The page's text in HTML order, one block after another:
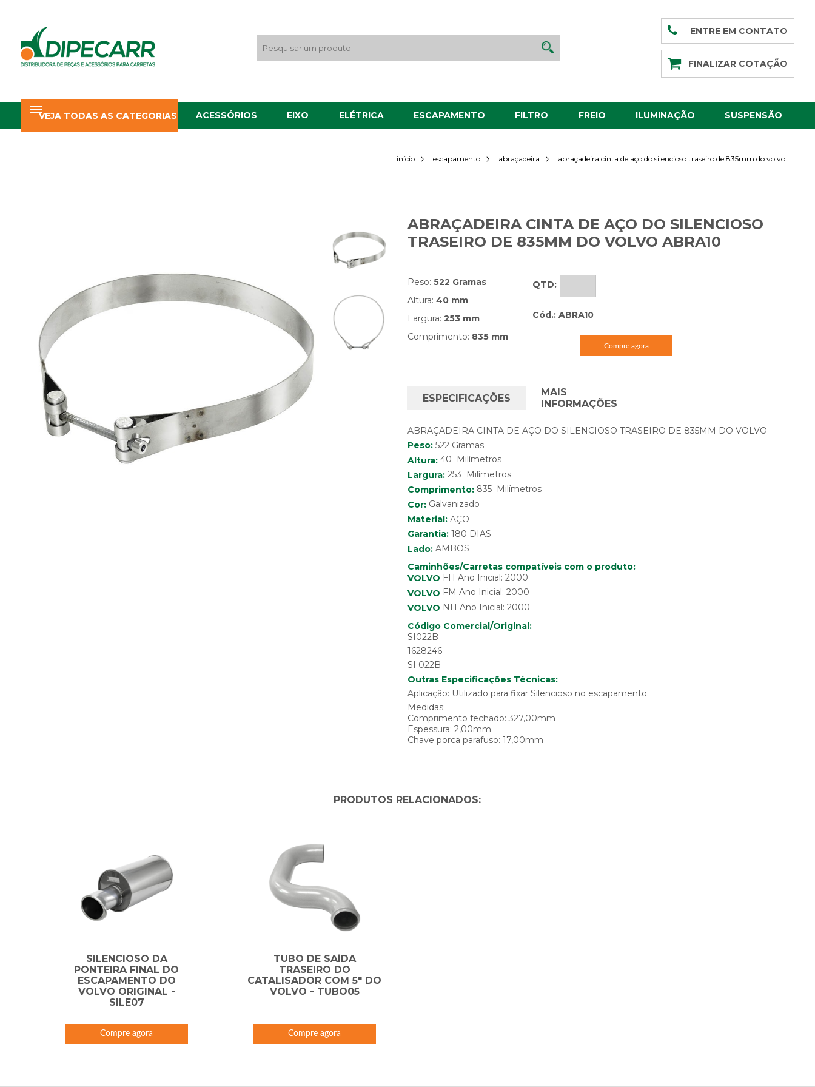
ENTRE EM CONTATO
FINALIZAR COTAÇÃO
VEJA TODAS AS CATEGORIAS ACESSÓRIOS EIXO ELÉTRICA ESCAPAMENTO FILTRO FREIO ILUMINAÇÃO SUSPENSÃO
início escapamento abraçadeira abraçadeira cinta de aço do silencioso traseiro de 835mm do volvo
ABRAÇADEIRA CINTA DE AÇO DO SILENCIOSO
TRASEIRO DE 835MM DO VOLVO ABRA10
Peso: 522 Gramas
Altura: 40 mm
Largura: 253 mm
Comprimento: 835 mm
QTD:
Cód.: ABRA10
Compre agora
ESPECIFICAÇÕES
MAIS
INFORMAÇÕES
ABRAÇADEIRA CINTA DE AÇO DO SILENCIOSO TRASEIRO DE 835MM DO VOLVO
Peso: 522 Gramas
Altura:40 Milímetros
Largura:253 Milímetros
Comprimento:835 Milímetros
Cor: Galvanizado
Material: AÇO
Garantia: 180 DIAS
Lado: AMBOS
Caminhões/Carretas compatíveis com o produto:
VOLVO FH Ano Inicial: 2000
VOLVO FM Ano Inicial: 2000
VOLVO NH Ano Inicial: 2000
Código Comercial/Original:
SI022B
1628246
SI 022B
Outras Especificações Técnicas:
Aplicação: Utilizado para fixar Silencioso no escapamento.
Medidas:
Comprimento fechado: 327,00mm
Espessura: 2,00mm
Chave porca parafuso: 17,00mm
PRODUTOS RELACIONADOS:
SILENCIOSO DA
PONTEIRA FINAL DO
ESCAPAMENTO DO
VOLVO ORIGINAL -
SILE07
Compre agora
TUBO DE SAÍDA
TRASEIRO DO
CATALISADOR COM 5" DO
VOLVO - TUBO05
Compre agora